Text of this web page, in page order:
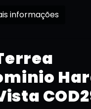
informações